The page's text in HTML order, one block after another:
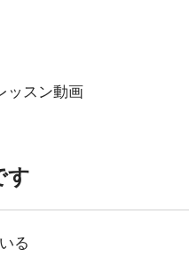
ッスン動画
す
る